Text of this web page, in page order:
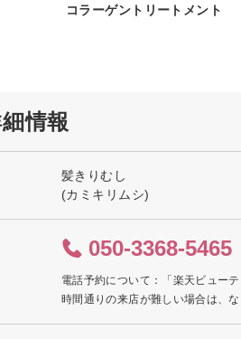
コラーゲントリートメント
情報
髪きりむし
(カミキリムシ)
050-3368-5465
電話予約について：「楽天ビュー
時間通りの来店が難しい場合は、